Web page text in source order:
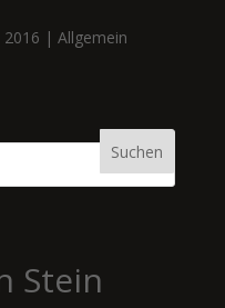
2016 | Allgemein
Stein